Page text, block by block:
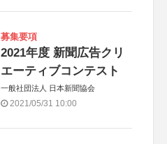
募集要項
2021年度 新聞広告クリ
エーティブコンテスト
一般社団法人 日本新聞協会
2021/05/31 10:00